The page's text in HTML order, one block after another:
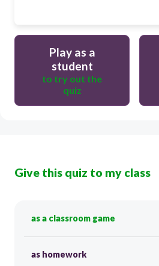
Play as a
student
to try out the
quiz
Give this quiz to my class
as a classroom game
as homework